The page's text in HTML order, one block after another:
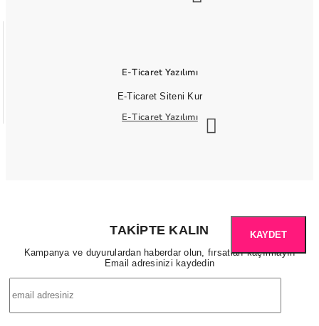
E-Ticaret Yazılımı
E-Ticaret Siteni Kur
E-Ticaret Yazılımı
TAKIPTE KALIN
Kampanya ve duyurulardan haberdar olun, fırsatları kaçırmayın
Email adresinizi kaydedin
KAYDET